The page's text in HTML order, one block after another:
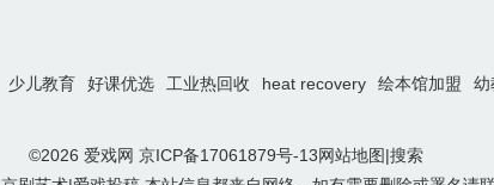
少儿教育 好课优选 工业热回收 heat recovery 绘本馆加盟 幼
©2026 爱戏网 京ICP备17061879号-13网站地图|搜索